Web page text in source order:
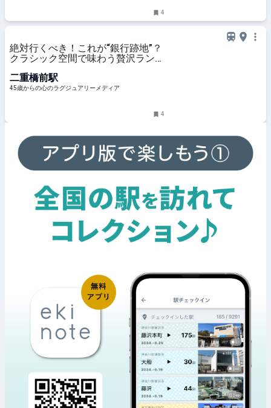
4
絶対行くべき！これが“銀行跡地”？
クラシック空間で味わう贅沢ラン
二重橋前駅
45歳からの心のラグジュアリーメディア
4